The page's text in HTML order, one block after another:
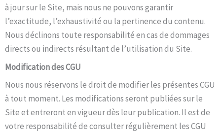
à jour sur le Site, mais nous ne pouvons garantir
l’exactitude, l’exhaustivité ou la pertinence du contenu.
Nous déclinons toute responsabilité en cas de dommages
directs ou indirects résultant de l’utilisation du Site.
Modification des CGU
Nous nous réservons le droit de modifier les présentes CGU
à tout moment. Les modifications seront publiées sur le
Site et entreront en vigueur dès leur publication. Il est de
votre responsabilité de consulter régulièrement les CGU